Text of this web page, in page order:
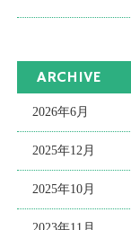
ARCHIVE
2026年6月
2025年12月
2025年10月